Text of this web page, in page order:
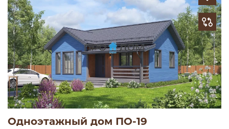
Одноэтажный дом ПО-19